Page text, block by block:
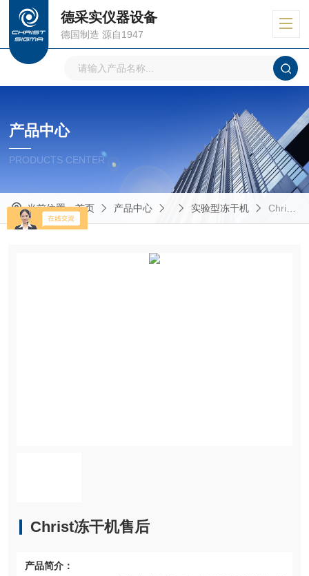
德采实仪器设备
德国制造 源自1947
产品中心
PRODUCTS CENTER
当前位置：首页 产品中心 实验型冻干机 Christ冻干机售后
Christ冻干机售后
产品简介：